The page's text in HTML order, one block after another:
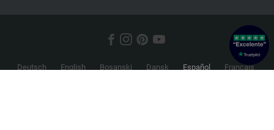
Deutsch English Bosanski Dansk Español
Français